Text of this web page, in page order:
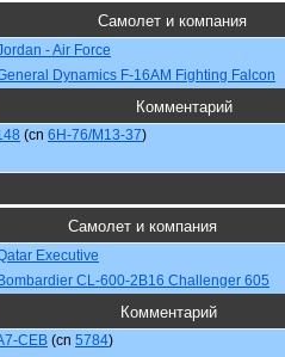
Самолет и компания
- Air Force
Dynamics F-16AM Fighting Falcon
Комментарий
(cn 6H-76/M13-37)
Самолет и компания
Executive
Bombardier CL-600-2B16 Challenger 605
Комментарий
CEB (cn 5784)